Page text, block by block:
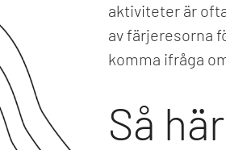
aktiviteter är
av färjeresorna
komma ifråga
Så